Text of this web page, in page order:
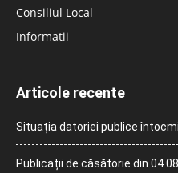
Consiliul Local
Informatii
Articole recente
Situația datoriei publice
Publicații de căsătorie din